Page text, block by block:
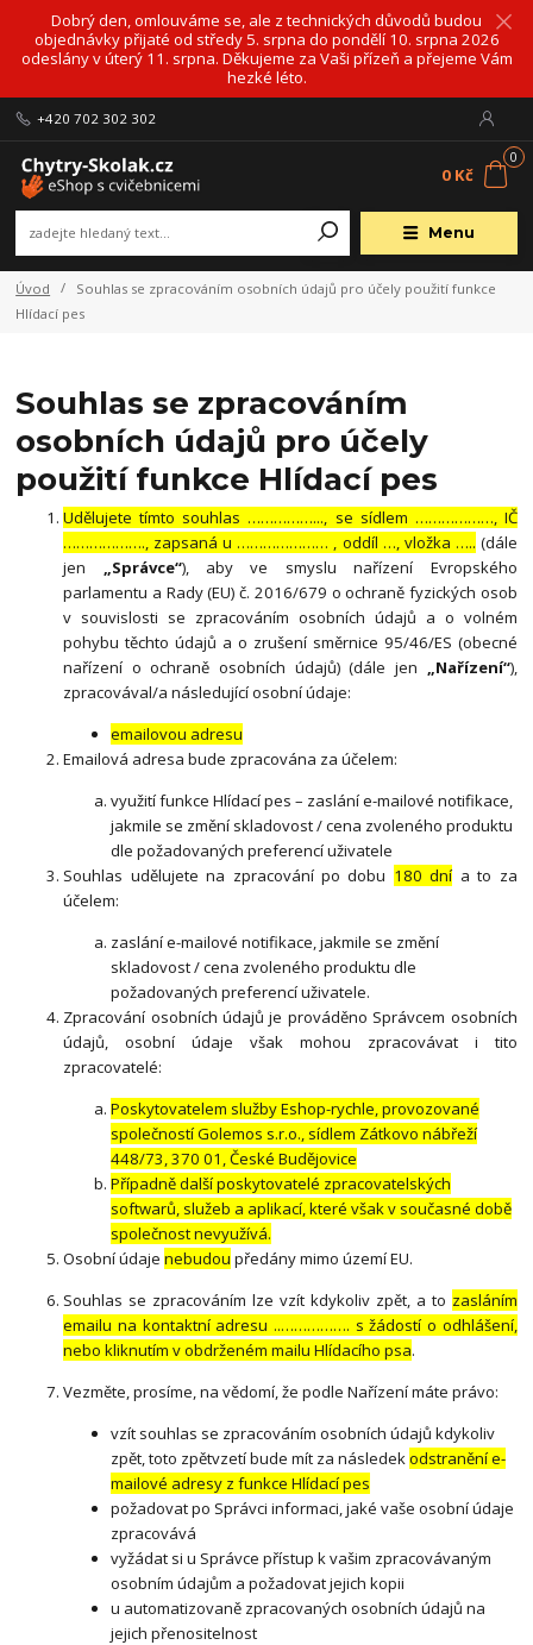
Dobrý den, omlouváme se, ale z technických důvodů budou
objednávky přijaté od středy 5. srpna do pondělí 10. srpna 2026
odeslány v úterý 11. srpna. Děkujeme za Vaši přízeň a přejeme Vám
hezké léto.
Menu
+420 702 302 302
0
0 Kč
Úvod
Souhlas se zpracováním osobních údajů pro účely použití funkce
Hlídací pes
Souhlas se zpracováním
osobních údajů pro účely
použití funkce Hlídací pes
Udělujete tímto souhlas ……………..., se sídlem ………………, IČ
………………., zapsaná u ………………… , oddíl …, vložka ….. (dále
jen „Správce“), aby ve smyslu nařízení Evropského
parlamentu a Rady (EU) č. 2016/679 o ochraně fyzických osob
v souvislosti se zpracováním osobních údajů a o volném
pohybu těchto údajů a o zrušení směrnice 95/46/ES (obecné
nařízení o ochraně osobních údajů) (dále jen „Nařízení“),
zpracovával/a následující osobní údaje:
emailovou adresu
Emailová adresa bude zpracována za účelem:
využití funkce Hlídací pes – zaslání e-mailové notifikace,
jakmile se změní skladovost / cena zvoleného produktu
dle požadovaných preferencí uživatele
Souhlas udělujete na zpracování po dobu 180 dní a to za
účelem:
zaslání e-mailové notifikace, jakmile se změní
skladovost / cena zvoleného produktu dle
požadovaných preferencí uživatele.
Zpracování osobních údajů je prováděno Správcem osobních
údajů, osobní údaje však mohou zpracovávat i tito
zpracovatelé:
Poskytovatelem služby Eshop-rychle, provozované
společností Golemos s.r.o., sídlem Zátkovo nábřeží
448/73, 370 01, České Budějovice
Případně další poskytovatelé zpracovatelských
softwarů, služeb a aplikací, které však v současné době
společnost nevyužívá.
Osobní údajenebudou předány mimo území EU.
Souhlas se zpracováním lze vzít kdykoliv zpět, a to zasláním
emailu na kontaktní adresu ..……………. s žádostí o odhlášení,
nebo kliknutím v obdrženém mailu Hlídacího psa.
Vezměte, prosíme, na vědomí, že podle Nařízení máte právo:
vzít souhlas se zpracováním osobních údajů kdykoliv
zpět, toto zpětvzetí bude mít za následekodstranění e-
mailové adresy z funkce Hlídací pes
požadovat po Správci informaci, jaké vaše osobní údaje
zpracovává
vyžádat si u Správce přístup k vašim zpracovávaným
osobním údajům a požadovat jejich kopii
u automatizovaně zpracovaných osobních údajů na
jejich přenositelnost